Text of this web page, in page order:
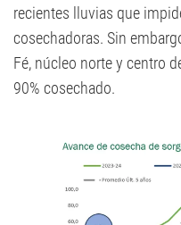
recientes lluvias que
cosechadoras. Sin
Fé, núcleo norte y centro
90% cosechado.